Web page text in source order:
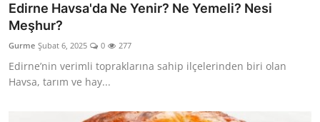
Edirne Havsa'da Ne Yenir? Ne Yemeli? Nesi
Meşhur?
Gurme Şubat 6, 2025 0 277
Edirne’nin verimli topraklarına sahip ilçelerinden biri olan
Havsa, tarım ve hay...